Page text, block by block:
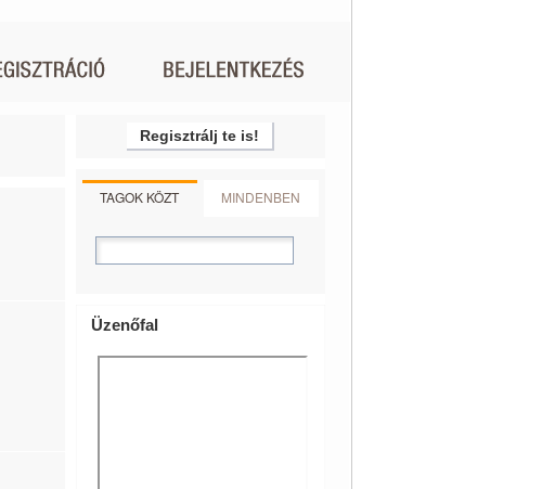
Regisztrálj te is!
TAGOK KÖZT MINDENBEN
Üzenőfal